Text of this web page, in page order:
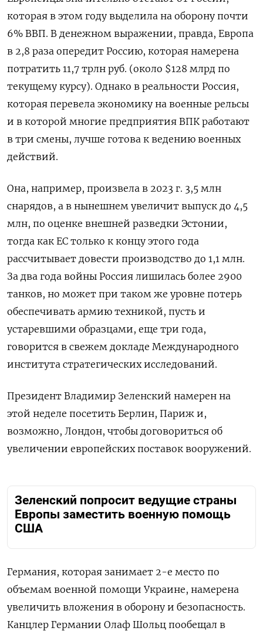
которая в этом году выделила на оборону почти
6% ВВП. В денежном выражении, правда, Европа
в 2,8 раза опередит Россию, которая намерена
потратить 11,7 трлн руб. (около $128 млрд по
текущему курсу). Однако в реальности Россия,
которая перевела экономику на военные рельсы
и в которой многие предприятия ВПК работают
в три смены, лучше готова к ведению военных
действий.
Она, например, произвела в 2023 г. 3,5 млн
снарядов, а в нынешнем увеличит выпуск до 4,5
млн, по оценке внешней разведки Эстонии,
тогда как ЕС только к концу этого года
рассчитывает довести производство до 1,1 млн.
За два года войны Россия лишилась более 2900
танков, но может при таком же уровне потерь
обеспечивать армию техникой, пусть и
устаревшими образцами, еще три года,
говорится в свежем докладе Международного
института стратегических исследований.
Президент Владимир Зеленский намерен на
этой неделе посетить Берлин, Париж и,
возможно, Лондон, чтобы договориться об
увеличении европейских поставок вооружений.
Зеленский попросит ведущие страны
Европы заместить военную помощь
США
Германия, которая занимает 2-е место по
объемам военной помощи Украине, намерена
увеличить вложения в оборону и безопасность.
Канцлер Германии Олаф Шольц пообещал в